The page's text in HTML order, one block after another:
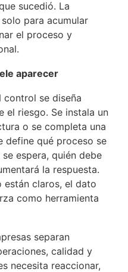
sucedió. La
para acumular
el proceso y
aparecer
control se diseña
el riesgo. Se instala un
o se completa una
define qué proceso se
espera, quién debe
la respuesta.
están claros, el dato
como herramienta
separan
calidad y
necesita reaccionar,